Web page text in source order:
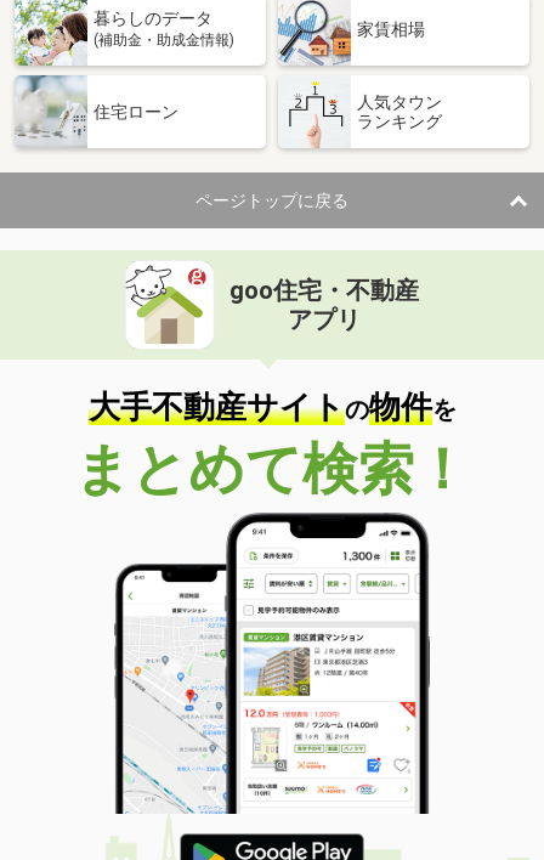
暮らしのデータ
(補助金・助成金情報)
家賃相場
住宅ローン
人気タウン
ランキング
ページトップに戻る
goo住宅・不動産
アプリ
大手不動産サイトの物件を
まとめて検索！